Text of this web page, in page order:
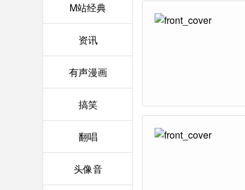
M站经典
资讯
有声漫画
搞笑
翻唱
头像音